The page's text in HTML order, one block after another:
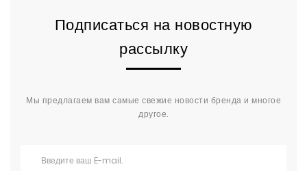
Подписаться на новостную
рассылку
Мы предлагаем вам самые свежие новости бренда и многое
другое.